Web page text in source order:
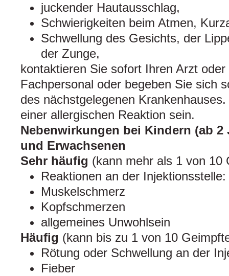
juckender Hautausschlag,
Schwierigkeiten beim Atmen,
Schwellung des Gesichts, der
der Zunge,
kontaktieren Sie sofort Ihren Arzt
Fachpersonal oder begeben Sie sich
des nächstgelegenen
einer allergischen Reaktion sein.
Nebenwirkungen bei Kindern (ab
und Erwachsenen
Sehr häufig (kann mehr als 1 von 10
Reaktionen an der
Muskelschmerz
Kopfschmerzen
allgemeines Unwohlsein
Häufig (kann bis zu 1 von 10
Rötung oder Schwellung an der
Fieber